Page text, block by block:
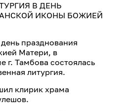
В ДЕНЬ
ИКОНЫ БОЖИЕЙ
празднования
Матери, в
г. Тамбова состоялась
литургия.
клирик храма